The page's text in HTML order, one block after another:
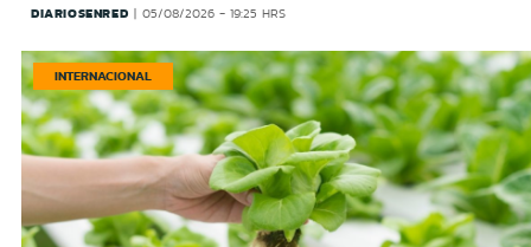
DIARIOSENRED 05/08/2026 - 19:25 HRS
INTERNACIONAL